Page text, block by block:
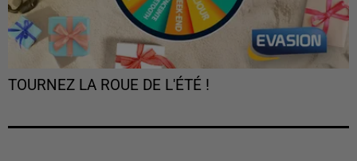
TOURNEZ LA ROUE DE L'ÉTÉ !